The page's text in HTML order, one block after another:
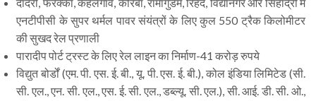
दादरी, फरक्का, कहलगांव, कोरबा, रामागुंडम, रिहंद, विद्यानगर और सिंहाद्री में
एनटीपीसी के सुपर थर्मल पावर संयंत्रों के लिए कुल 550 ट्रैक किलोमीटर
की सुखद रेल प्रणाली
पारादीप पोर्ट ट्रस्ट के लिए रेल लाइन का निर्माण-41 करोड़ रुपये
विद्युत बोर्डों (एम. पी. एस. ई. बी., यू. पी. एस. ई. बी.), कोल इंडिया लिमिटेड (सी.
सी. एल., एन. सी. एल., एस. ई. सी. एल., डब्ल्यू. सी. एल.), सी. आई. डी. सी. ओ.,